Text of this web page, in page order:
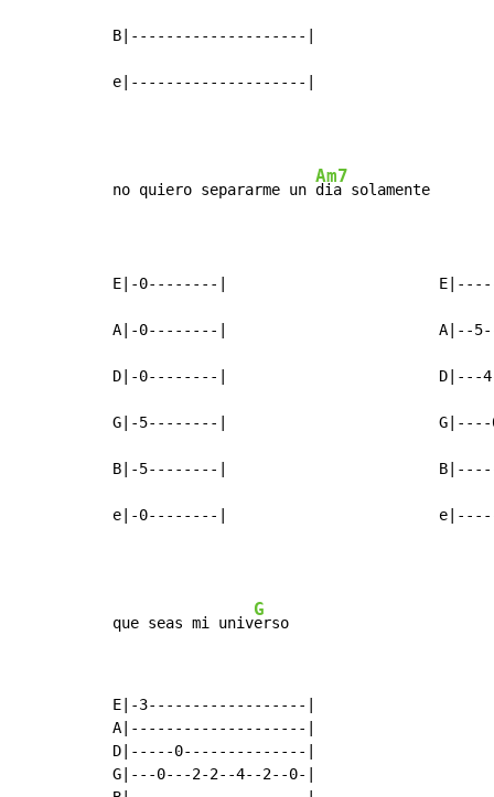
B|--------------------|
e|--------------------|
no quiero separarme un
Am7
dia solamente
E|-0--------|
A|-0--------|                        A|--
D|-0--------|                        D|---
G|-5--------|                        G|----
B|-5--------|
e|-0--------|
que seas mi univ
G
E|-3------------------|
A|--------------------|
D|-----0--------------|
G|---0---2-2--4--2--0-|